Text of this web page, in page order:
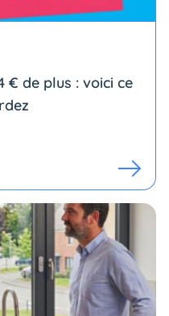
€ de plus : voici ce